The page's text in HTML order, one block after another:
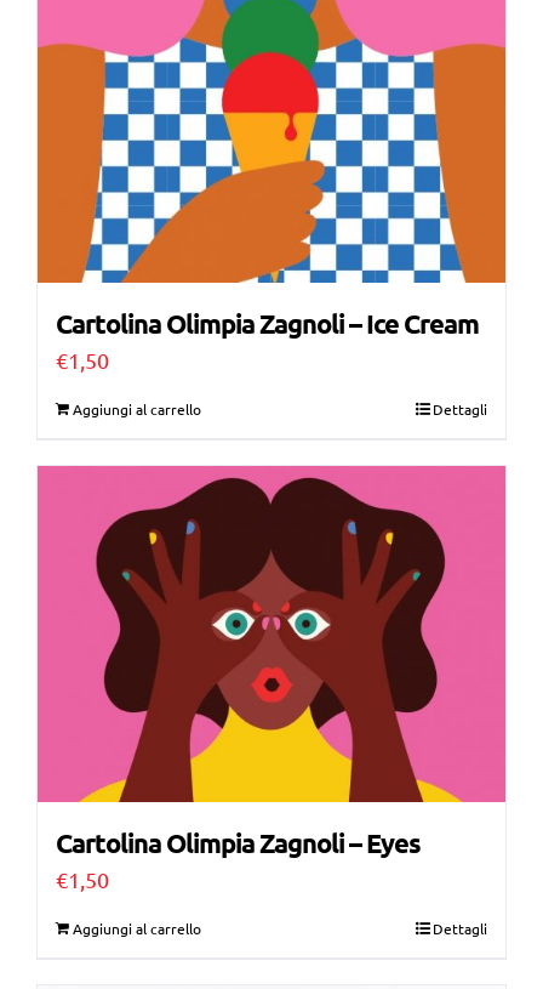
Cartolina Olimpia Zagnoli – Ice Cream
€1,50
Aggiungi al carrello Dettagli
Cartolina Olimpia Zagnoli – Eyes
€1,50
Aggiungi al carrello Dettagli